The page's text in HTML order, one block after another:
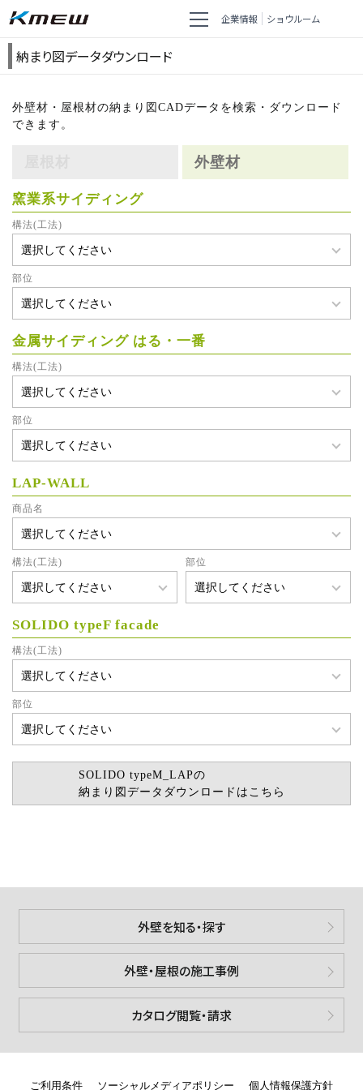
企業情報 ショウルーム
納まり図データダウンロード
外壁材・屋根材の納まり図CADデータを検索・ダウンロード
できます。
外壁材
窯業系サイディング
構法(工法)
部位
金属サイディング はる・一番
構法(工法)
部位
LAP-WALL
商品名
構法(工法) 部位
SOLIDO typeF facade
構法(工法)
部位
SOLIDO typeM_LAPの
納まり図データダウンロードはこちら
外壁を知る・探す
外壁・屋根の施工事例
カタログ閲覧・請求
ご利用条件 ソーシャルメディアポリシー 個人情報保護方針